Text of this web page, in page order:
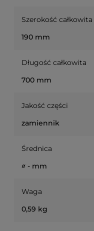
Szerokość całkowita
190 mm
Długość całkowita
700 mm
Jakość części
zamiennik
Średnica
∅ - mm
Waga
0,59 kg